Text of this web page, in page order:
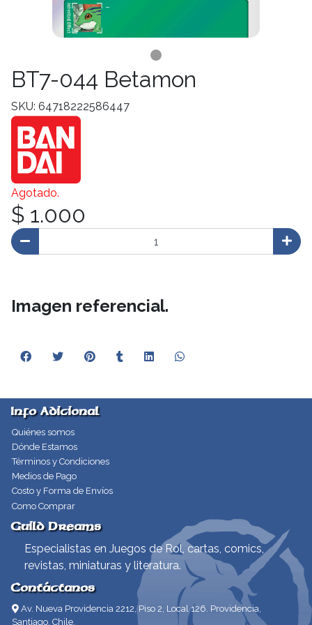
BT7-044 Betamon
SKU: 64718222586447
Agotado.
$ 1.000
Imagen referencial.
Info Adicional
Quiénes somos
Dónde Estamos
Términos y Condiciones
Medios de Pago
Costo y Forma de Envíos
Como Comprar
Guild Dreams
Especialistas en Juegos de Rol, cartas, comics,
revistas, miniaturas y literatura.
Contáctanos
Av. Nueva Providencia 2212, Piso 2, Local 126. Providencia,
Santiago, Chile.